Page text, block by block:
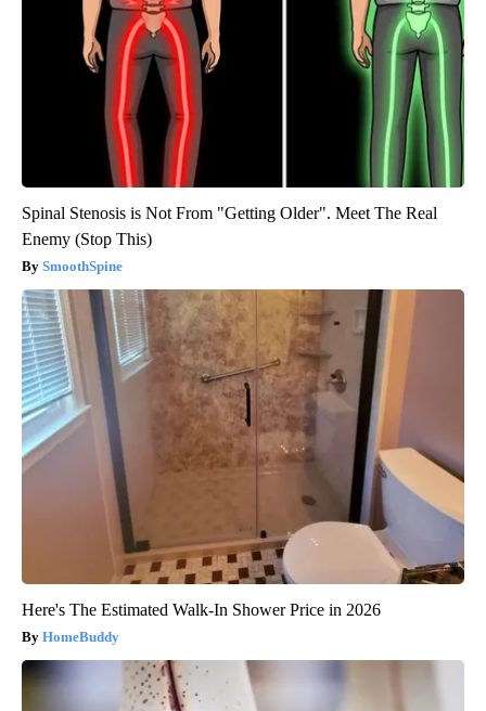
Spinal Stenosis is Not From "Getting Older". Meet The Real
Enemy (Stop This)
SmoothSpine
Here's The Estimated Walk-In Shower Price in 2026
HomeBuddy